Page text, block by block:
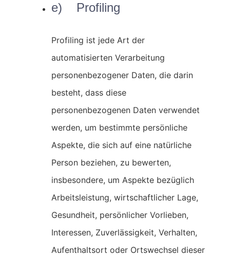
e) Profiling
Profiling ist jede Art der
automatisierten Verarbeitung
personenbezogener Daten, die darin
besteht, dass diese
personenbezogenen Daten verwendet
werden, um bestimmte persönliche
Aspekte, die sich auf eine natürliche
Person beziehen, zu bewerten,
insbesondere, um Aspekte bezüglich
Arbeitsleistung, wirtschaftlicher Lage,
Gesundheit, persönlicher Vorlieben,
Interessen, Zuverlässigkeit, Verhalten,
Aufenthaltsort oder Ortswechsel dieser